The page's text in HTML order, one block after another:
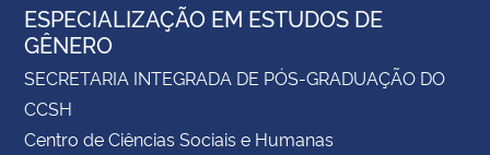
ESPECIALIZAÇÃO EM ESTUDOS DE
GÊNERO
SECRETARIA INTEGRADA DE PÓS-GRADUAÇÃO DO
CCSH
Centro de Ciências Sociais e Humanas